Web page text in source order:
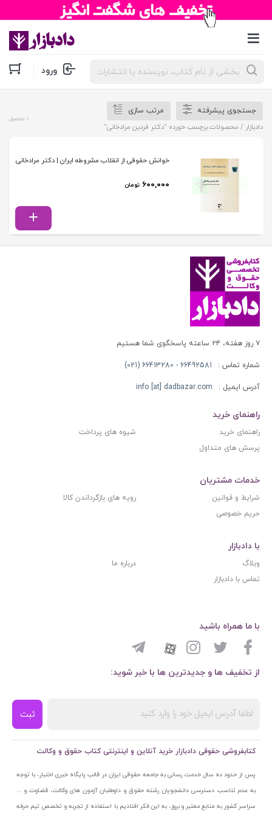
جستجوی
محصولات ورود
جستجوی پیشرفته
مرتب سازی
دادبازار / محصولات برچسب خورده “دکتر فردین مرادخانی”
1 محصول
خوانش حقوقی از انقلاب مشروطه ایران | دکتر مرادخانی
۶۰۰,۰۰۰ تومان
۷ روز هفته، ۲۴ ساعته پاسخگوی شما هستیم
شماره تماس : 66492581 - 66413280 (021)
آدرس ایمیل : info [at] dadbazar.com
راهنمای خرید
راهنمای خرید
شیوه های پرداخت
پرسش های متداول
خدمات مشتریان
شرایط و قوانین
رویه های بازگرداندن کالا
حریم خصوصی
با دادبازار
وبلاگ
درباره ما
تماس با دادبازار
از تخفیف ها و جدیدترین ها با خبر شوید:
ثبت
با ما همراه باشید
کتابفروشی حقوقی دادبازار خرید آنلاین و اینترنتی کتاب حقوق و وکالت
پس از حدود ده سال خدمت رسانی به جامعه حقوقی ایران در قالب پایگاه خبری اختبار، با توجه
به عدم تناسب دسترسی دانشجویان رشته حقوق و داوطلبان آزمون های وکالت، قضاوت و ...
سراسر کشور به منابع معتبر و بروز، به این فکر افتادیم با استفاده از تجربه و تخصص تیم حرفه